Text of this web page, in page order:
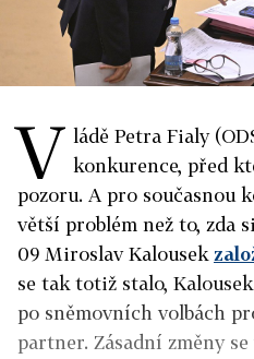
V ládě Petra Fialy
konkurence, před
pozoru. A pro současnou
větší problém než to, zda
09 Miroslav Kalousek
se tak totiž stalo,
po sněmovních volbách
partner. Zásadní změny